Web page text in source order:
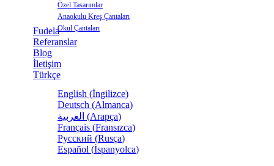
Özel Tasarımlar
Anaokulu Kreş Çantaları
Okul Çantaları
Fudela
Referanslar
Blog
İletişim
Türkçe
English (İngilizce)
Deutsch (Almanca)
العربية (Arapça)
Français (Fransızca)
Русский (Rusça)
Español (İspanyolca)